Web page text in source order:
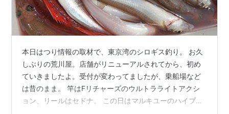
本日はつり情報の取材で、東京湾のシロギス釣り。 お久
しぶりの荒川屋。店舗がリニューアルされてから、初め
ていきましたよ。受付が変わってましたが、乗船場など
は昔のまま。 竿はFリチャーズのウルトラライトアクシ
ョン、リールはセドナ。 この日はマルキユーのハイブリ